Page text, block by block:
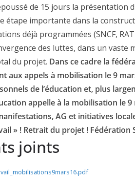
de 15 jours la présentation
étape importante dans la
déjà programmées (SNCF,
des luttes, dans un
du projet. Dans ce cadre la
aux appels à mobilisation le 9
de l’éducation et, plus
appelle à la mobilisation le
AG et initiatives
» ! Retrait du projet ! Fédération
joints